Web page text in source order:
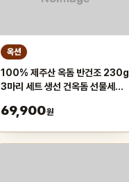
옥션
100% 제주산 옥돔 반건조 230g
3마리 세트 생선 건옥돔 선물세트
69,900원